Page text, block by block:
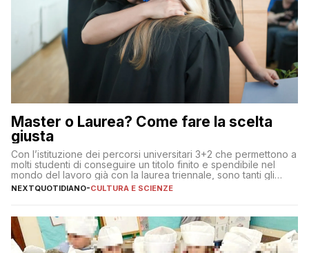
Master o Laurea? Come fare la scelta
giusta
Con l’istituzione dei percorsi universitari 3+2 che permettono a
molti studenti di conseguire un titolo finito e spendibile nel
mondo del lavoro già con la laurea triennale, sono tanti gli
interrogativi che si pongono gli studenti una volta raggiunto
l’obiettivo di primo livello
NEXTQUOTIDIANO-CULTURA E SCIENZE